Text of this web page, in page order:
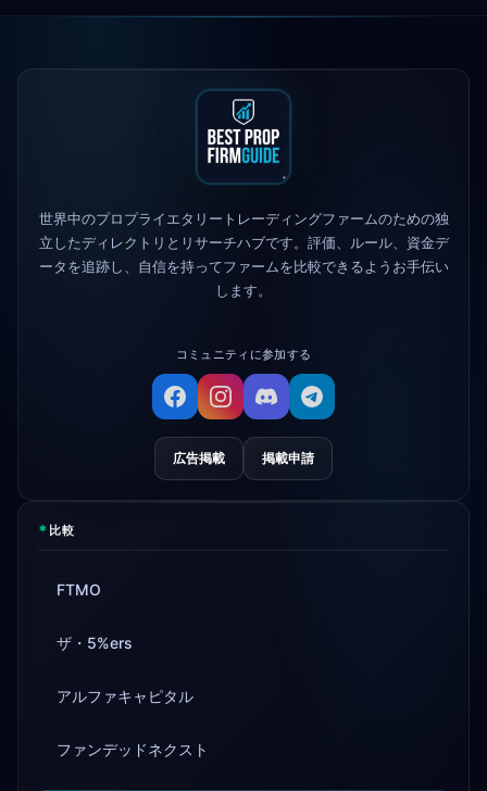
— 25%オフコード:
True Forex Funds
操業を停止しまし
FundedNext
支払い速度が現在24時
間になりました
4d
世界中のプロプライエタリートレーディングファームのための独
立したディレクトリとリサーチハブです。評価、ルール、資金デ
ータを追跡し、自信を持ってファームを比較できるようお手伝い
します。
コミュニティに参加する
広告掲載 掲載申請
* 比較
FTMO
ザ・5%ers
アルファキャピタル
ファンデッドネクスト